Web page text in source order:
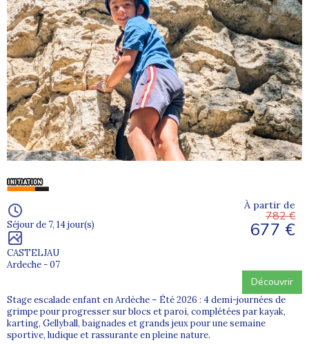
Séjour de 7, 14 jour(s)
CASTELJAU
Ardeche - 07
À partir de
782 €
677 €
Découvrir
Stage escalade enfant en Ardèche – Été 2026 : 4 demi-journées de
grimpe pour progresser sur blocs et paroi, complétées par kayak,
karting, Gellyball, baignades et grands jeux pour une semaine
sportive, ludique et rassurante en pleine nature.